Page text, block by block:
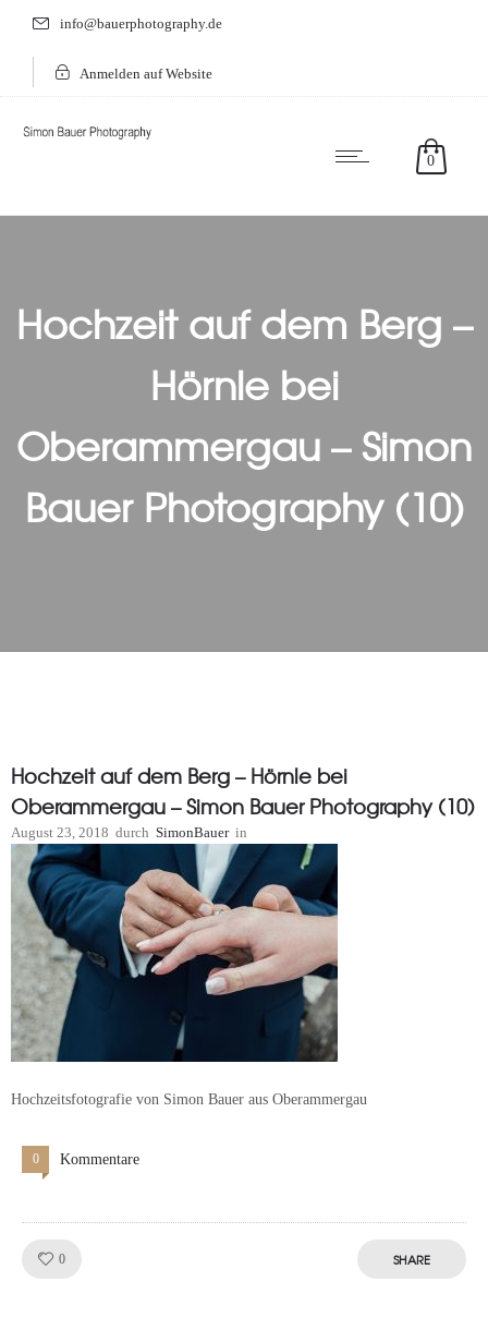
info@bauerphotography.de
Anmelden auf Website
0
Hochzeit auf dem Berg –
Hörnle bei
Oberammergau – Simon
Bauer Photography (10)
Hochzeit auf dem Berg – Hörnle bei
Oberammergau – Simon Bauer Photography (10)
August 23, 2018 durch SimonBauer in
Hochzeitsfotografie von Simon Bauer aus Oberammergau
0 Kommentare
0 SHARE